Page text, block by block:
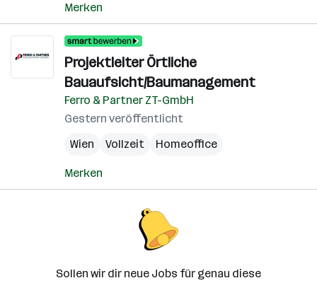
Merken
Projektleiter Örtliche
Bauaufsicht/Baumanagement
Ferro & Partner ZT-GmbH
Gestern veröffentlicht
Wien
Vollzeit Homeoffice
Merken
Sollen wir dir neue Jobs für genau diese